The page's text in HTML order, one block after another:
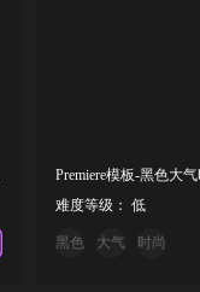
难度等级： 低
黑色 大气 时尚